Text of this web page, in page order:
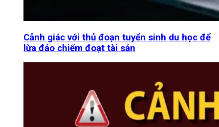
Cảnh giác với thủ đoạn tuyển sinh du học để
lừa đảo chiếm đoạt tài sản